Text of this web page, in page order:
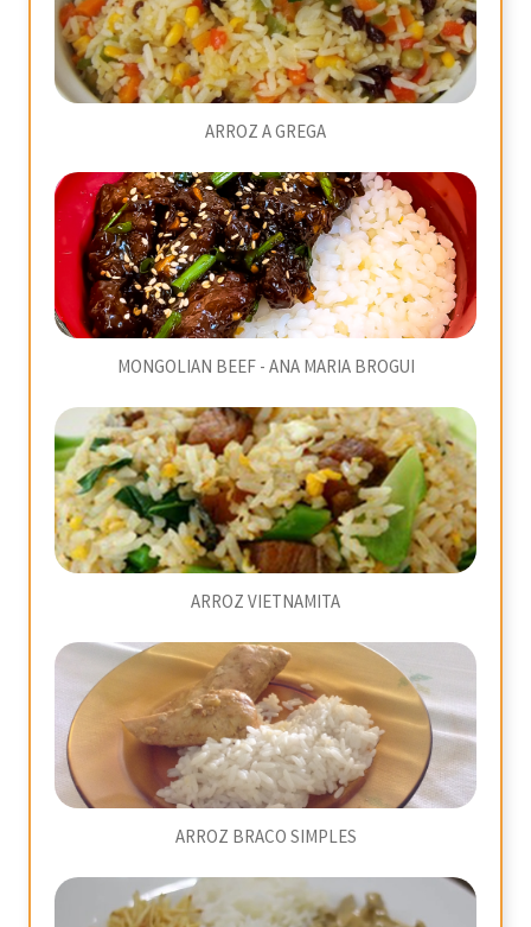
ARROZ A GREGA
MONGOLIAN BEEF - ANA MARIA BROGUI
ARROZ VIETNAMITA
ARROZ BRACO SIMPLES